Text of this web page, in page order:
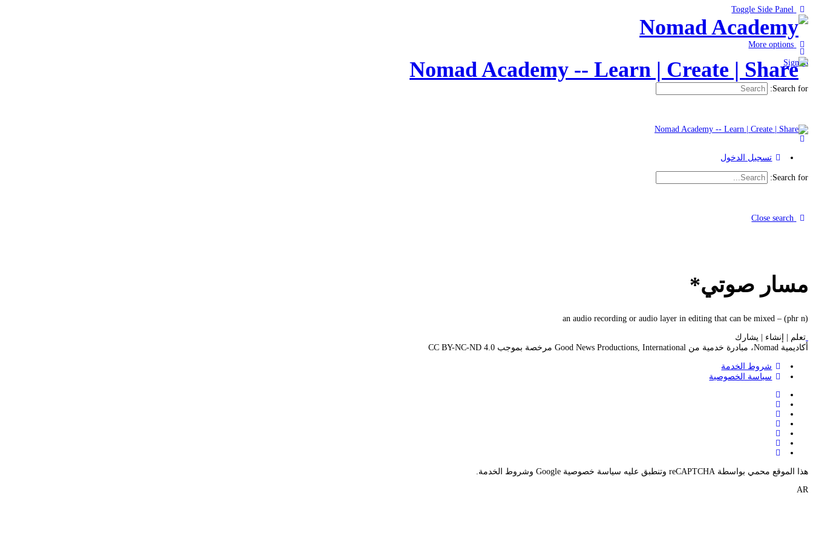
Toggle Side Panel
More options
Sign in
Search for:
تسجيل الدخول
Search for:
Close search
مسار صوتي*
(phr n) – an audio recording or audio layer in editing that can be mixed
تعلم | إنشاء | يشارك
أكاديمية Nomad، مبادرة خدمية من Good News Productions, International مرخصة بموجب CC BY-NC-ND 4.0
شروط الخدمة
سياسة الخصوصية
هذا الموقع محمي بواسطة reCAPTCHA وتنطبق عليه سياسة خصوصية Google وشروط الخدمة.
AR